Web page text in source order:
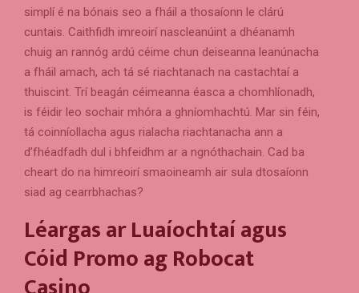
simplí é na bónais seo a fháil a thosaíonn le clárú
cuntais. Caithfidh imreoirí nascleanúint a dhéanamh
chuig an rannóg ardú céime chun deiseanna leanúnacha
a fháil amach, ach tá sé riachtanach na castachtaí a
thuiscint. Trí beagán céimeanna éasca a chomhlíonadh,
is féidir leo sochair mhóra a ghníomhachtú. Mar sin féin,
tá coinníollacha agus rialacha riachtanacha ann a
d’fhéadfadh dul i bhfeidhm ar a ngnóthachain. Cad ba
cheart do na himreoirí smaoineamh air sula dtosaíonn
siad ag cearrbhachas?
Léargas ar Luaíochtaí agus
Cóid Promo ag Robocat